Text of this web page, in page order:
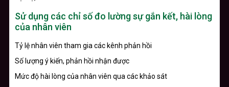
Sử dụng các chỉ số đo lường sự gắn kết, hài lòng
của nhân viên
Tỷ lệ nhân viên tham gia các kênh phản hồi
Số lượng ý kiến, phản hồi nhận được
Mức độ hài lòng của nhân viên qua các khảo sát